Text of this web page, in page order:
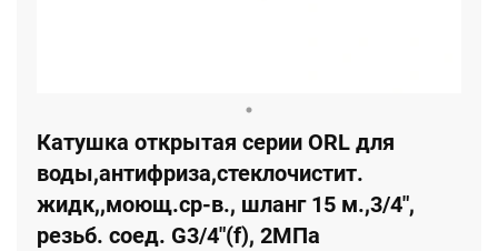
Катушка открытая серии ORL для
воды,антифриза,стеклочистит.
жидк,,моющ.ср-в., шланг 15 м.,3/4",
резьб. соед. G3/4"(f), 2МПа